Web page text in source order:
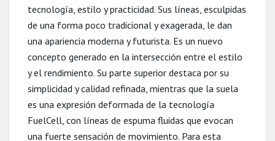
tecnología, estilo y practicidad. Sus líneas, esculpidas
de una forma poco tradicional y exagerada, le dan
una apariencia moderna y futurista. Es un nuevo
concepto generado en la intersección entre el estilo
y el rendimiento. Su parte superior destaca por su
simplicidad y calidad refinada, mientras que la suela
es una expresión deformada de la tecnología
FuelCell, con líneas de espuma fluidas que evocan
una fuerte sensación de movimiento. Para esta